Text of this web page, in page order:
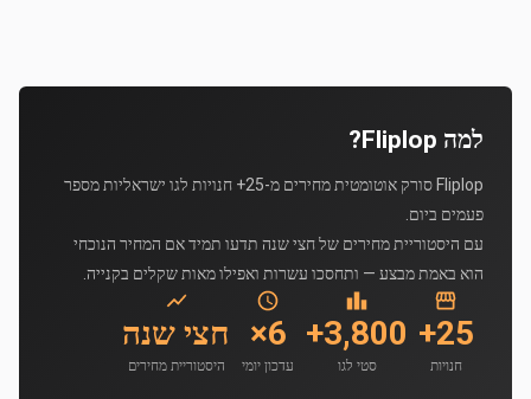
למה Fliplop?
Fliplop סורק אוטומטית מחירים מ-25+ חנויות לגו ישראליות מספר
פעמים ביום.
עם היסטוריית מחירים של חצי שנה תדעו תמיד אם המחיר הנוכחי
הוא באמת מבצע — ותחסכו עשרות ואפילו מאות שקלים בקנייה.
25+
חנויות
3,800+
סטי לגו
6×
עדכון יומי
חצי שנה
היסטוריית מחירים